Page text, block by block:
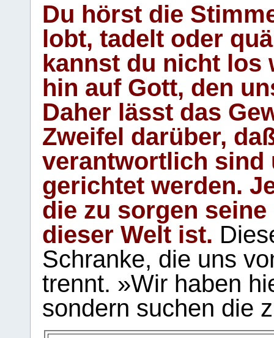
Du hörst die
lobt, tadelt oder
kannst du nicht los
hin auf Gott, den
Daher lässt das
Zweifel darüber,
verantwortlich sind
gerichtet werden.
die zu sorgen
dieser Welt ist.
Schranke, die uns
trennt. »Wir haben
sondern suchen die